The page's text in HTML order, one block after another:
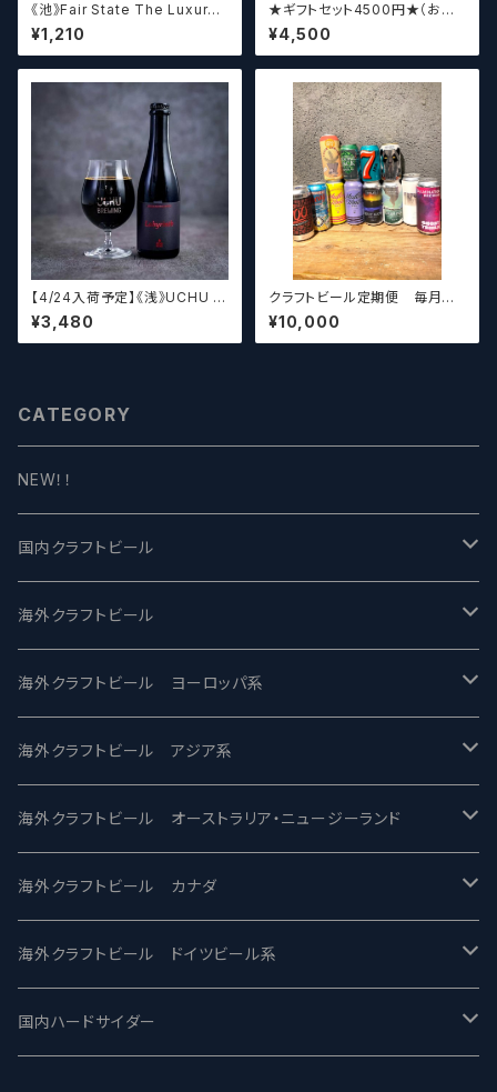
《池》Fair State The Luxury
of Restraint / フェアステイト
ザ ラグジュアリー オブ リストレ
イント【クラフトビールシザーズ】
¥1,210
★ギフトセット4500円★（お好
みに合わせて5〜6本チョイスさ
せていただきます）【クラフトビー
ル】
¥4,500
【4/24入荷予定】《浅》UCHU B
REWING LabyrinthN【クラフト
ビール】
¥3,480
クラフトビール定期便 毎月厳
選したクラフトビールをお届けし
ます。（10本～12本）
¥10,000
CATEGORY
NEW！！
国内クラフトビール
UCHU BREWING -うちゅうブルーイング
バテレ -VERTERE
2nd Story Ale Works -セカンドストーリー
ビアへるん - Beer Hearn
忽布古丹醸造 - HOP KOTAN
ワイマーケットブルーイング Y.Market Brewing
志賀高原ビール - SIGAKOGEN
海外クラフトビール
Modern Times モダンタイムズ
Maui マウイ
Toppling Goliath トップリンゴライアス
Fair State フェアステイト
Lagunitas ラグニタス
FirestoneWalker ファイアストーン
海外クラフトビール ヨーロッパ系
UnBarred -アンバード
SAIREN /サイレン
ワイルドチャイルド - Wilde Child
BrewDog Brewery - ブリュードッグ
The Flying Inn / ザ フライイング イン
海外クラフトビール アジア系
gweilo-鬼佬 グウァイロ
Heart Of Darkness - ハートオブダークネス
Carbon brews -カーボン
TAIHU - タイフー
海外クラフトビール オーストラリア・ニュージーランド
ROCKY RIDGE - ロッキーリッジ
BODRIGGY BREWING ボッドリッジー
CO-CONSPIRATORS コ・コンスピレーターズ
海外クラフトビール カナダ
Jackie O's ジャッキーオーズ
Westbrook ウェストブルック
海外クラフトビール ドイツビール系
Karmeliten カーメリテン
国内ハードサイダー